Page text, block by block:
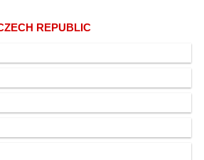
REPUBLIC